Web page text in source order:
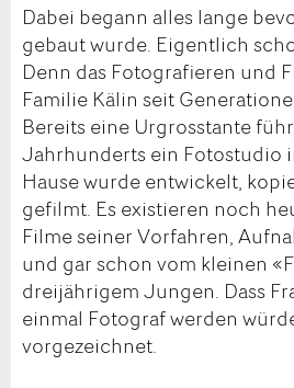
Dabei begann alles lange
gebaut wurde. Eigentlich
Denn das Fotografieren und
Familie Kälin seit
Bereits eine Urgrosstante
Jahrhunderts ein Fotostudio
Hause wurde entwickelt,
gefilmt. Es existieren noch
Filme seiner Vorfahren,
und gar schon vom kleinen
dreijährigem Jungen. Dass
einmal Fotograf werden
vorgezeichnet.